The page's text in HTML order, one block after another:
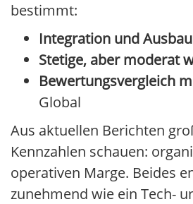
bestimmt:
Integration und
Stetige, aber moderat
Bewertungsvergleich
Global
Aus aktuellen Berichten
Kennzahlen schauen:
operativen Marge. Beides
zunehmend wie ein Tech-